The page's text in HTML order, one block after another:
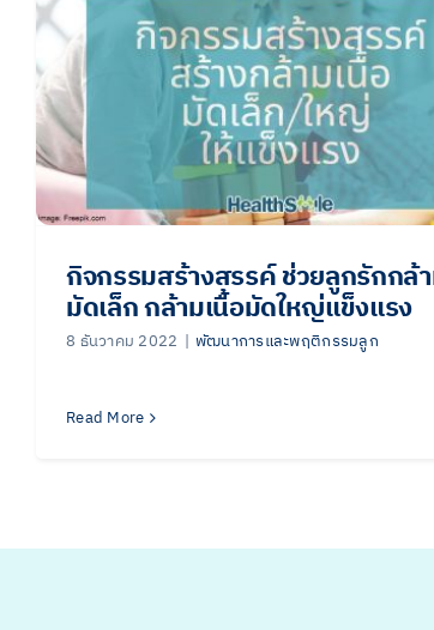
กิจกรรมสร้างสรรค์ ช่วยลูกรักกล้
มัดเล็ก กล้ามเนื้อมัดใหญ่แข็งแรง
8 ธันวาคม 2022 | พัฒนาการและพฤติกรรมลูก
Read More